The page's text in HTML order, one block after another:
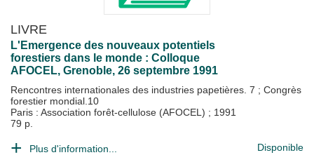
LIVRE
L'Emergence des nouveaux potentiels
forestiers dans le monde : Colloque
AFOCEL, Grenoble, 26 septembre 1991
Rencontres internationales des industries papetières. 7 ; Congrès
forestier mondial.10
Paris : Association forêt-cellulose (AFOCEL) ; 1991
79 p.
Plus d'information... Disponible